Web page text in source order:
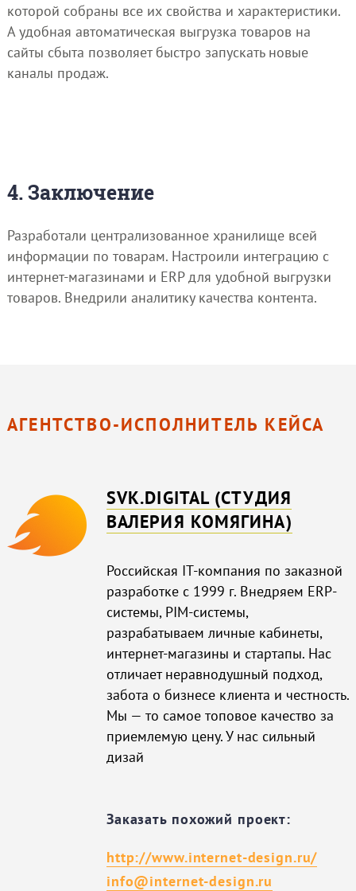
которой собраны все их свойства и характеристики.
А удобная автоматическая выгрузка товаров на
сайты сбыта позволяет быстро запускать новые
каналы продаж.
4. Заключение
Разработали централизованное хранилище всей
информации по товарам. Настроили интеграцию с
интернет-магазинами и ERP для удобной выгрузки
товаров. Внедрили аналитику качества контента.
АГЕНТСТВО-ИСПОЛНИТЕЛЬ КЕЙСА
SVK.DIGITAL (СТУДИЯ
ВАЛЕРИЯ КОМЯГИНА)
Российская IT-компания по заказной
разработке c 1999 г. Внедряем ERP-
системы, PIM-системы,
разрабатываем личные кабинеты,
интернет-магазины и стартапы. Нас
отличает неравнодушный подход,
забота о бизнесе клиента и честность.
Мы — то самое топовое качество за
приемлемую цену. У нас сильный
дизай
Заказать похожий проект:
http://www.internet-design.ru/
info@internet-design.ru